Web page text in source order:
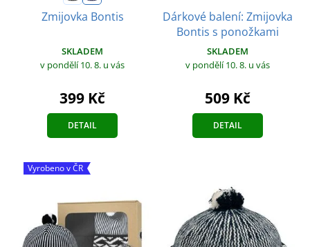
Zmijovka Bontis
SKLADEM
v pondělí 10. 8. u vás
399 Kč
DETAIL
Dárkové balení: Zmijovka
Bontis s ponožkami
SKLADEM
v pondělí 10. 8. u vás
509 Kč
DETAIL
Vyrobeno v ČR